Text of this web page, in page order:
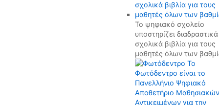
Το ψηφιακό σχολείο
υποστηρίζει διαδραστικά
σχολικά βιβλία για τους
μαθητές όλων των